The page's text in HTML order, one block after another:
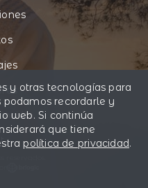
y otras tecnologías para
podamos recordarle y
web. Si continúa
que tiene
política de privacidad.